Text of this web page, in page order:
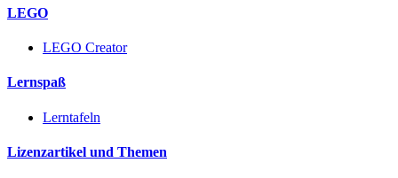
LEGO
LEGO Creator
Lernspaß
Lerntafeln
Lizenzartikel und Themen